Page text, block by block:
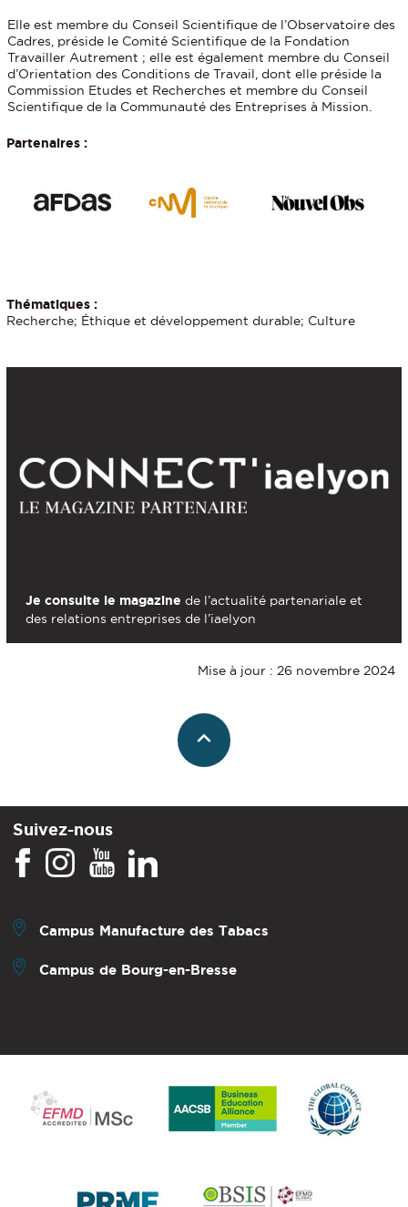
Elle est membre du Conseil Scientifique de l’Observatoire des
Cadres, préside le Comité Scientifique de la Fondation
Travailler Autrement ; elle est également membre du Conseil
d’Orientation des Conditions de Travail, dont elle préside la
Commission Etudes et Recherches et membre du Conseil
Scientifique de la Communauté des Entreprises à Mission.
Partenaires :
Thématiques :
Recherche; Éthique et développement durable; Culture
Je consulte le magazine de l’actualité partenariale et
des relations entreprises de l’iaelyon
Mise à jour : 26 novembre 2024
Suivez-nous
Campus Manufacture des Tabacs
Campus de Bourg-en-Bresse